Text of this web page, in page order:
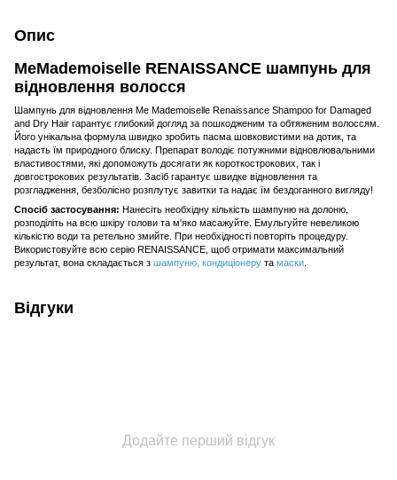
Опис
MeMademoiselle RENAISSANCE шампунь для
відновлення волосся
Шампунь для відновлення Me Mademoiselle Renaissance Shampoo for Damaged
and Dry Hair гарантує глибокий догляд за пошкодженим та обтяженим волоссям.
Його унікальна формула швидко зробить пасма шовковистими на дотик, та
надасть їм природного блиску. Препарат володіє потужними відновлювальними
властивостями, які допоможуть досягати як короткострокових, так і
довгострокових результатів. Засіб гарантує швидке відновлення та
розгладження, безболісно розплутує завитки та надає їм бездоганного вигляду!
Спосіб застосування: Нанесіть необхідну кількість шампуню на долоню,
розподіліть на всю шкіру голови та м'яко масажуйте. Емульгуйте невеликою
кількістю води та ретельно змийте. При необхідності повторіть процедуру.
Використовуйте всю серію RENAISSANCE, щоб отримати максимальний
результат, вона складається з шампуню кондиціонеру та маски
Відгуки
Додайте перший відгук